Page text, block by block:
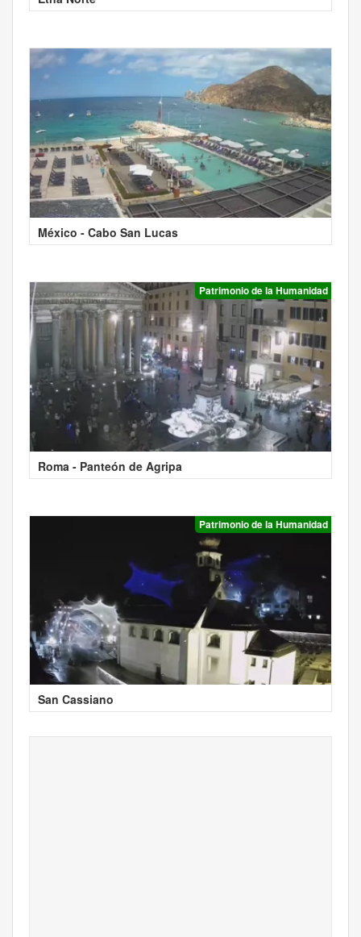
México - Cabo San Lucas
Patrimonio de la Humanidad
Roma - Panteón de Agripa
Patrimonio de la Humanidad
San Cassiano